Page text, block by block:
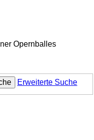
Opernballes
Erweiterte Suche